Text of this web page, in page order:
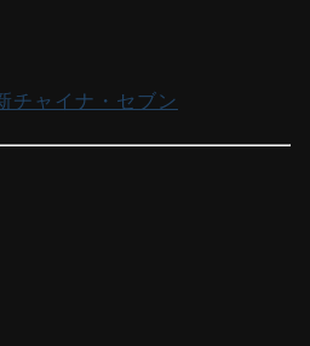
チャイナ・セブン